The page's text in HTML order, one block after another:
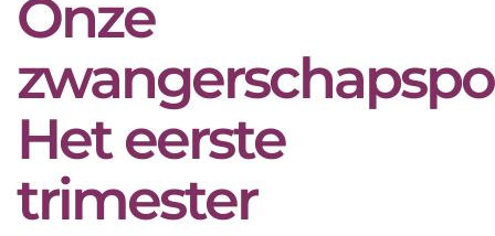
Onze
Het eerste
trimester